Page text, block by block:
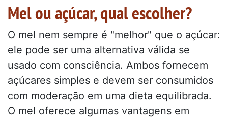
Mel ou açúcar, qual escolher?
O mel nem sempre é "melhor" que o açúcar:
ele pode ser uma alternativa válida se
usado com consciência. Ambos fornecem
açúcares simples e devem ser consumidos
com moderação em uma dieta equilibrada.
O mel oferece algumas vantagens em